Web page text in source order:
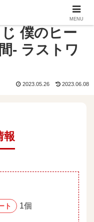
一番くじ 僕のヒーローアカ
じ 僕のヒー
- ラストワ
2023.05.26 2023.06.08
報
ト 1個
MENU